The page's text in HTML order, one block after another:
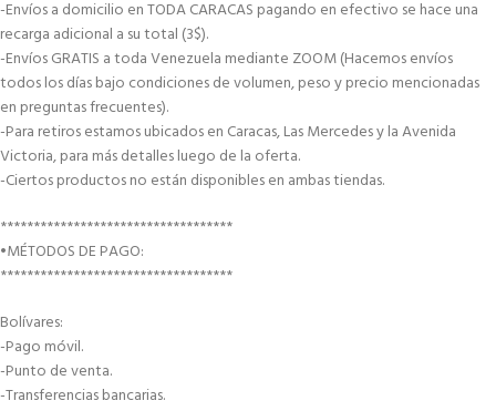
-Envíos a domicilio en TODA CARACAS pagando en efectivo se hace una
recarga adicional a su total (3$).
-Envíos GRATIS a toda Venezuela mediante ZOOM (Hacemos envíos
todos los días bajo condiciones de volumen, peso y precio mencionadas
en preguntas frecuentes).
-Para retiros estamos ubicados en Caracas, Las Mercedes y la Avenida
Victoria, para más detalles luego de la oferta.
-Ciertos productos no están disponibles en ambas tiendas.
***********************************
•MÉTODOS DE PAGO:
***********************************
Bolívares:
-Pago móvil.
-Punto de venta.
-Transferencias bancarias.